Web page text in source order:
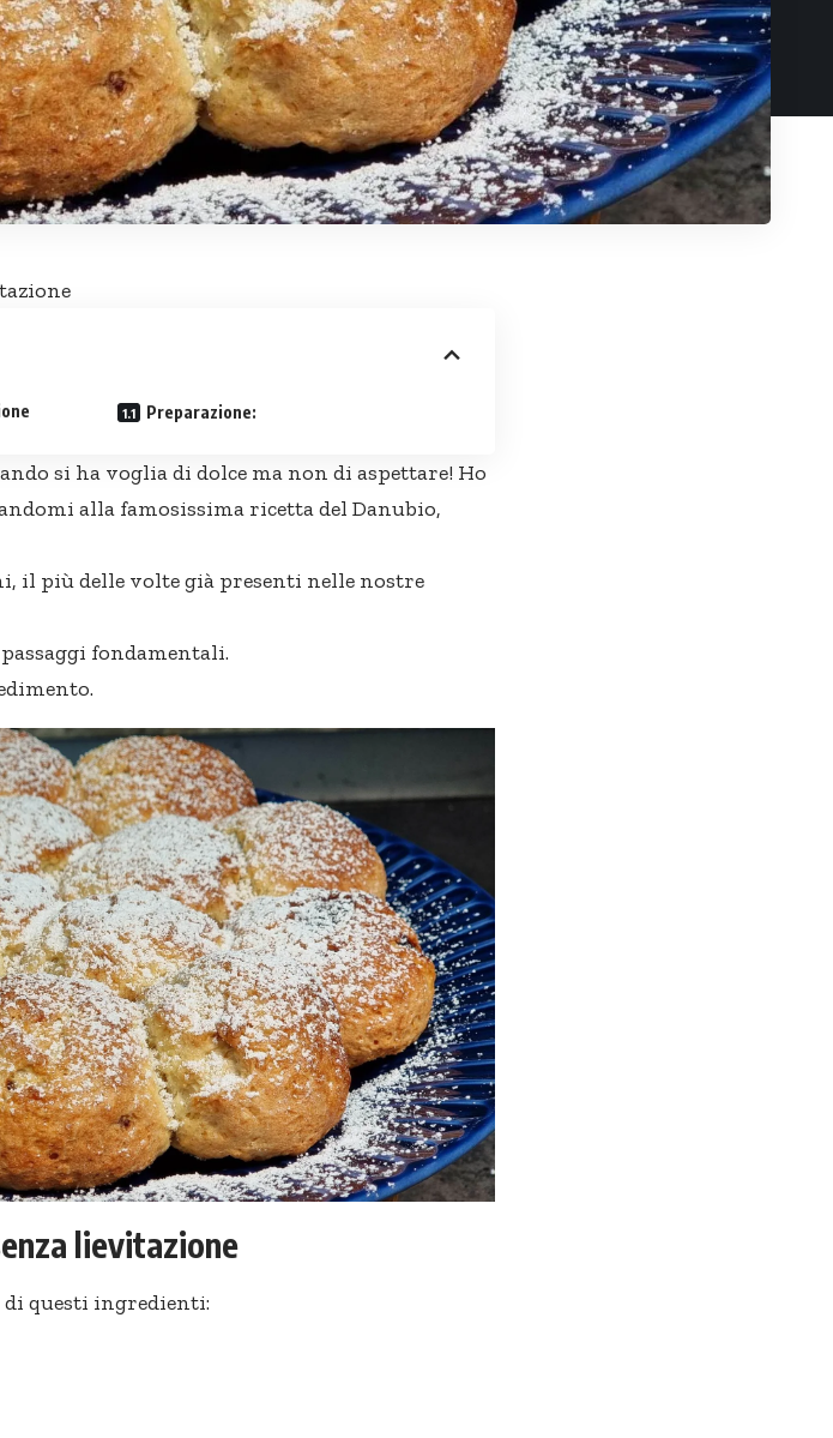
Preparazione:
si ha voglia di dolce ma non di aspettare! Ho
alla famosissima ricetta del Danubio,
il più delle volte già presenti nelle nostre
fondamentali.
lievitazione
di questi ingredienti: